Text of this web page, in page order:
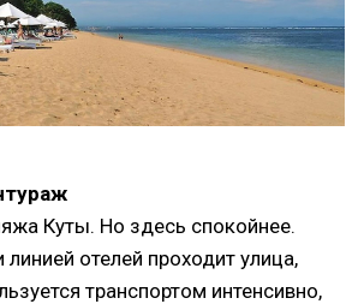
Куты. Но здесь спокойнее.
отелей проходит улица,
транспортом интенсивно,